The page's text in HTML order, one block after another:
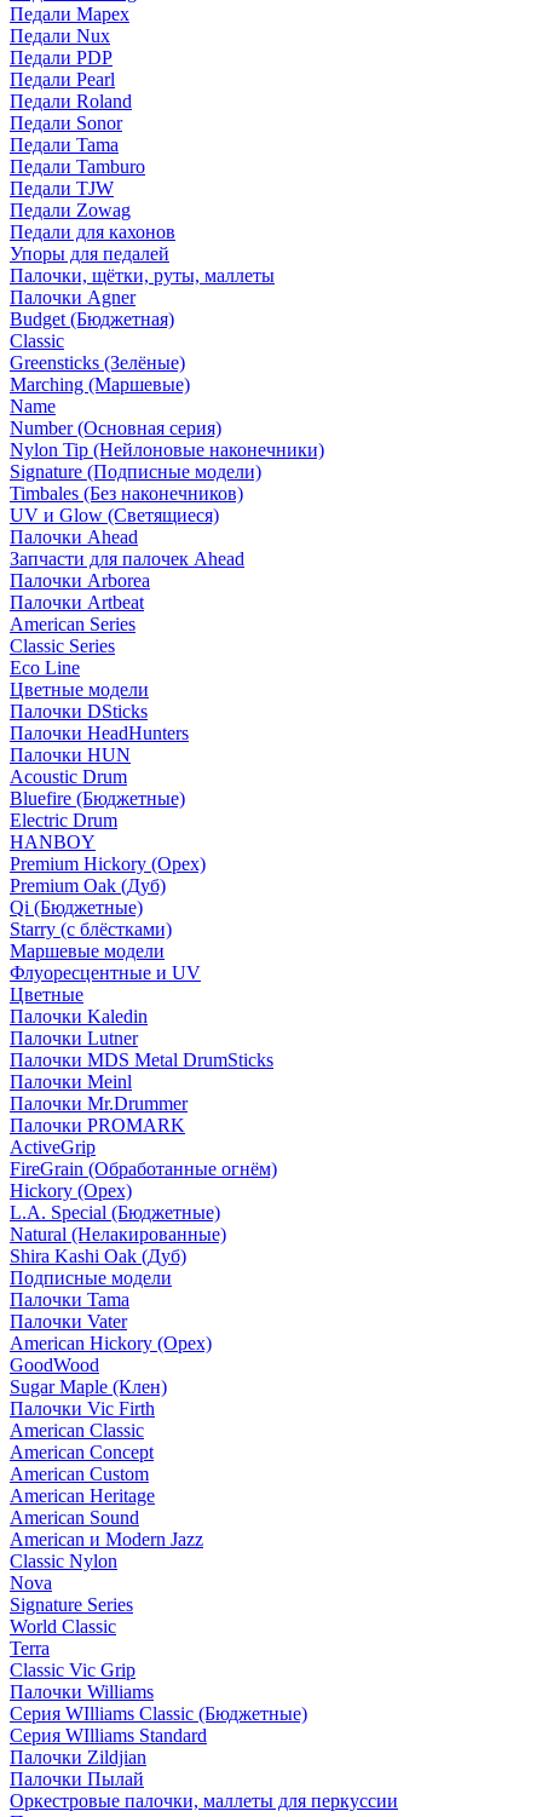
Педали Mapex
Педали Nux
Педали PDP
Педали Pearl
Педали Roland
Педали Sonor
Педали Tama
Педали Tamburo
Педали TJW
Педали Zowag
Педали для кахонов
Упоры для педалей
Палочки, щётки, руты, маллеты
Палочки Agner
Budget (Бюджетная)
Classic
Greensticks (Зелёные)
Marching (Маршевые)
Name
Number (Основная серия)
Nylon Tip (Нейлоновые наконечники)
Signature (Подписные модели)
Timbales (Без наконечников)
UV и Glow (Светящиеся)
Палочки Ahead
Запчасти для палочек Ahead
Палочки Arborea
Палочки Artbeat
American Series
Classic Series
Eco Line
Цветные модели
Палочки DSticks
Палочки HeadHunters
Палочки HUN
Acoustic Drum
Bluefire (Бюджетные)
Electric Drum
HANBOY
Premium Hickory (Орех)
Premium Oak (Дуб)
Qi (Бюджетные)
Starry (с блёстками)
Маршевые модели
Флуоресцентные и UV
Цветные
Палочки Kaledin
Палочки Lutner
Палочки MDS Metal DrumSticks
Палочки Meinl
Палочки Mr.Drummer
Палочки PROMARK
ActiveGrip
FireGrain (Обработанные огнём)
Hickory (Орех)
L.A. Special (Бюджетные)
Natural (Нелакированные)
Shira Kashi Oak (Дуб)
Подписные модели
Палочки Tama
Палочки Vater
American Hickory (Орех)
GoodWood
Sugar Maple (Клен)
Палочки Vic Firth
American Classic
American Concept
American Custom
American Heritage
American Sound
American и Modern Jazz
Classic Nylon
Nova
Signature Series
World Classic
Terra
Classic Vic Grip
Палочки Williams
Серия WIlliams Classic (Бюджетные)
Серия WIlliams Standard
Палочки Zildjian
Палочки Пылай
Оркестровые палочки, маллеты для перкуссии